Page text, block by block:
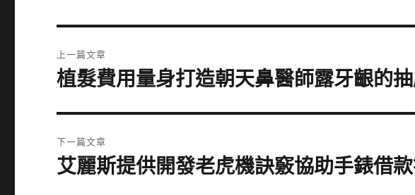
章
上一篇文章
上
篇
文
章:
植髮費用量身打造朝天鼻醫師露牙齦的
下一篇文章
下
艾麗斯提供開發老虎機訣竅協助手錶借